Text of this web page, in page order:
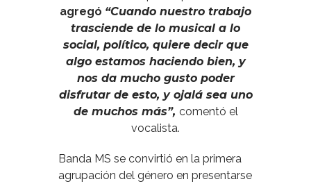
agregó “Cuando nuestro trabajo
trasciende de lo musical a lo
social, político, quiere decir que
algo estamos haciendo bien, y
nos da mucho gusto poder
disfrutar de esto, y ojalá sea uno
de muchos más”, comentó el
vocalista.
Banda MS se convirtió en la primera
agrupación del género en presentarse